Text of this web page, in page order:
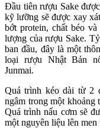
Đầu tiên rượu Sake
kỹ lưỡng sẽ được xay
bớt protein, chất béo
lượng của rượu Sake.
ban đầu, đây là một
loại rượu Nhật Bản
Junmai.
Quá trình kéo dài từ 2
ngâm trong một khoảng
Quá trình nấu cơm sẽ
một nguyên liệu lên men